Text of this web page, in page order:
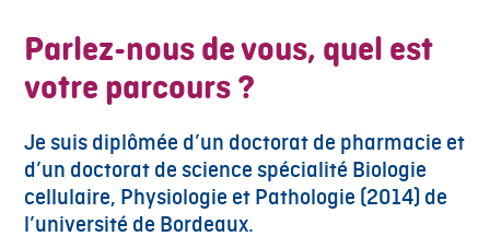
Parlez-nous de vous, quel est
votre parcours ?
Je suis diplômée d’un doctorat de pharmacie et
d’un doctorat de science spécialité Biologie
cellulaire, Physiologie et Pathologie (2014) de
l’université de Bordeaux.